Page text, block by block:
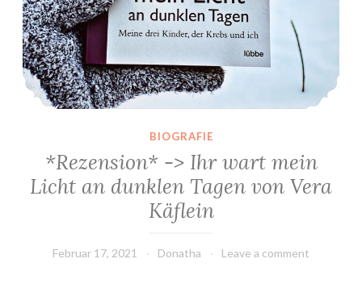
BIOGRAFIE
*Rezension* -> Ihr wart mein
Licht an dunklen Tagen von Vera
Käflein
Februar 17, 2021 Donatha Leave a comment